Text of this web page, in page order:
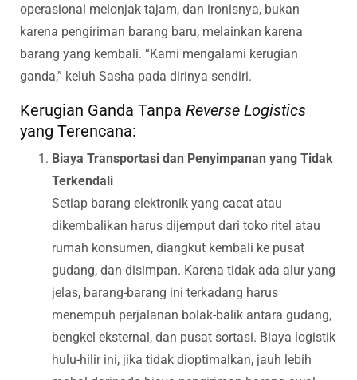
operasional melonjak tajam, dan ironisnya, bukan
karena pengiriman barang baru, melainkan karena
barang yang kembali. “Kami mengalami kerugian
ganda,” keluh Sasha pada dirinya sendiri.
Kerugian Ganda Tanpa Reverse Logistics
yang Terencana:
Biaya Transportasi dan Penyimpanan yang Tidak
Terkendali
Setiap barang elektronik yang cacat atau
dikembalikan harus dijemput dari toko ritel atau
rumah konsumen, diangkut kembali ke pusat
gudang, dan disimpan. Karena tidak ada alur yang
jelas, barang-barang ini terkadang harus
menempuh perjalanan bolak-balik antara gudang,
bengkel eksternal, dan pusat sortasi. Biaya logistik
hulu-hilir ini, jika tidak dioptimalkan, jauh lebih